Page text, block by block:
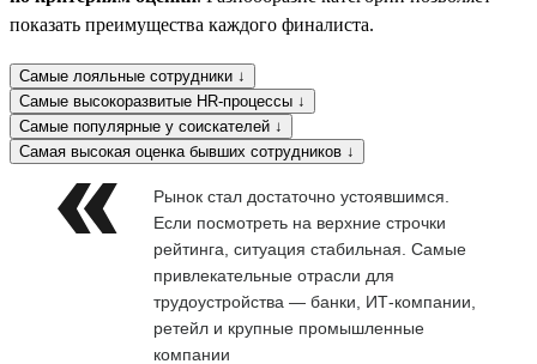
показать преимущества каждого финалиста.
Самые лояльные сотрудники ↓
Самые высокоразвитые HR-процессы ↓
Самые популярные у соискателей ↓
Самая высокая оценка бывших сотрудников ↓
Рынок стал достаточно устоявшимся.
Если посмотреть на верхние строчки
рейтинга, ситуация стабильная. Самые
привлекательные отрасли для
трудоустройства — банки, ИТ-компании,
ретейл и крупные промышленные
компании